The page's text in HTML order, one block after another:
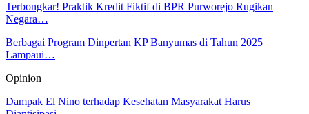
Terbongkar! Praktik Kredit Fiktif di BPR Purworejo Rugikan
Negara…
Berbagai Program Dinpertan KP Banyumas di Tahun 2025
Lampaui…
Opinion
Dampak El Nino terhadap Kesehatan Masyarakat Harus